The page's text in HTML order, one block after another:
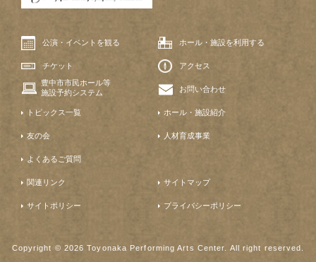
公演・イベントを観る ホール・施設を利用する
チケット
アクセス
豊中市市民ホール等
施設予約システム
お問い合わせ
トピックス一覧 ホール・施設紹介
友の会 人材育成事業
よくあるご質問
関連リンク サイトマップ
サイトポリシー プライバシーポリシー
Copyright © 2026 Toyonaka Performing Arts Center. All right reserved.